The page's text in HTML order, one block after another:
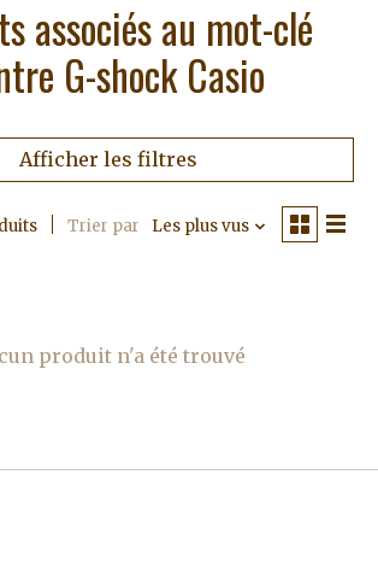
associés au mot-clé
G-shock Casio
Afficher les filtres
Trier par Les plus vus
produit n'a été trouvé